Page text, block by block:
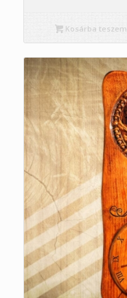
Kosárba teszem